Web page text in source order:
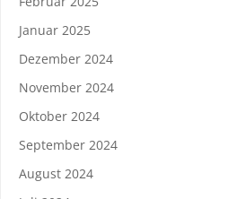
Januar 2025
Dezember 2024
November 2024
Oktober 2024
September 2024
August 2024